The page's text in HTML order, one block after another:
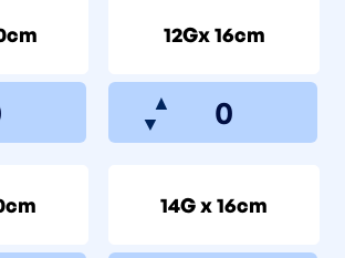
12Gx 16cm
▲
▼
14G x 16cm